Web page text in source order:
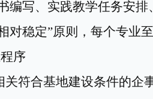
编写、实践教学任务安排
对稳定”原则，每个专业
序
关符合基地建设条件的企